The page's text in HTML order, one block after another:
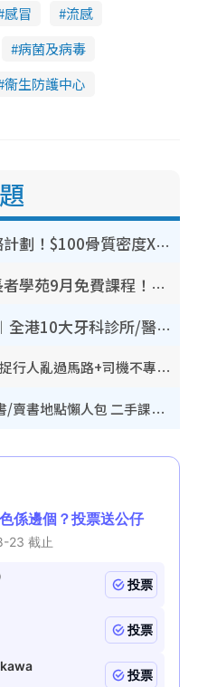
感冒
流感
病菌及病毒
衞生防護中心
港大推賽馬會強化骨骼計劃！$100骨質密度X光檢查 完成免費運動訓練送超市禮券！附參加資格
長者優惠｜都會大學長者學苑9月免費課程！多媒體/微電影創作/網絡安全 附報名方法教學
洗牙平靚正推介2026︱全港10大牙科診所/醫院懶人包 夜診至8點/鎮靜潔牙/醫療券適用
警方即日起全港大執法！捉行人亂過馬路+司機不專注駕駛！亂過馬路罰$2000
捐書2026︱全港13大捐書/賣書地點懶人包 二手課本最高$150＋舊書換免費咖啡/戲票